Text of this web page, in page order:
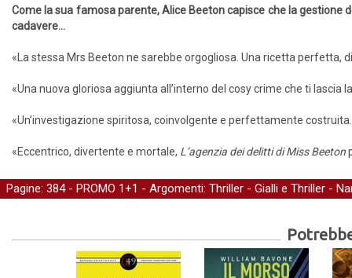
Come la sua famosa parente, Alice Beeton capisce che la
cadavere…
«La stessa Mrs Beeton ne sarebbe orgogliosa. Una ricetta perfetta,
«Una nuova gloriosa aggiunta all’interno del cosy crime che ti lascia
«Un’investigazione spiritosa, coinvolgente e perfettamente
«Eccentrico, divertente e mortale, L’agenzia dei delitti di Miss Beeton
Pagine: 384 - PROMO 1+1 - Argomenti: Thriller - Gialli e Thriller -